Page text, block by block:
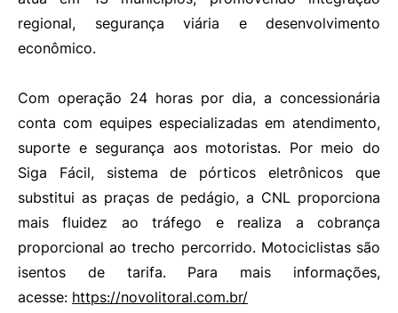
regional, segurança viária e desenvolvimento
econômico.
Com operação 24 horas por dia, a concessionária
conta com equipes especializadas em atendimento,
suporte e segurança aos motoristas. Por meio do
Siga Fácil, sistema de pórticos eletrônicos que
substitui as praças de pedágio, a CNL proporciona
mais fluidez ao tráfego e realiza a cobrança
proporcional ao trecho percorrido. Motociclistas são
isentos de tarifa. Para mais informações,
acesse: https://novolitoral.com.br/